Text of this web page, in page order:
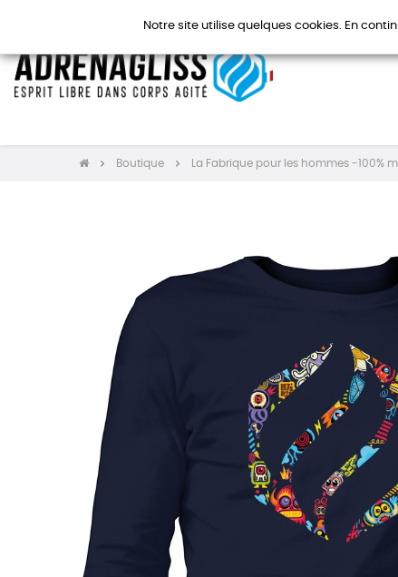
Boutique La Fabrique pour les hommes -100%
Notre site utilise quelques cookies. En